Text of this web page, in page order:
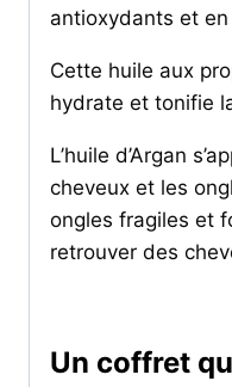
antioxydants et
Cette huile aux
hydrate et tonifie
L’huile d’Argan
cheveux et les
ongles fragiles et
retrouver des
Un coffret